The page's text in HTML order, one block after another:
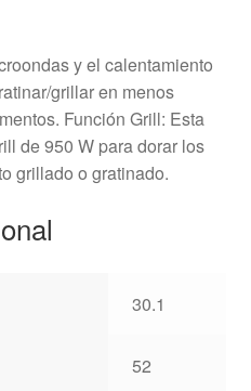
y el calentamiento
grillar en menos
Función Grill: Esta
de 950 W para dorar los
grillado o gratinado.
30.1
52